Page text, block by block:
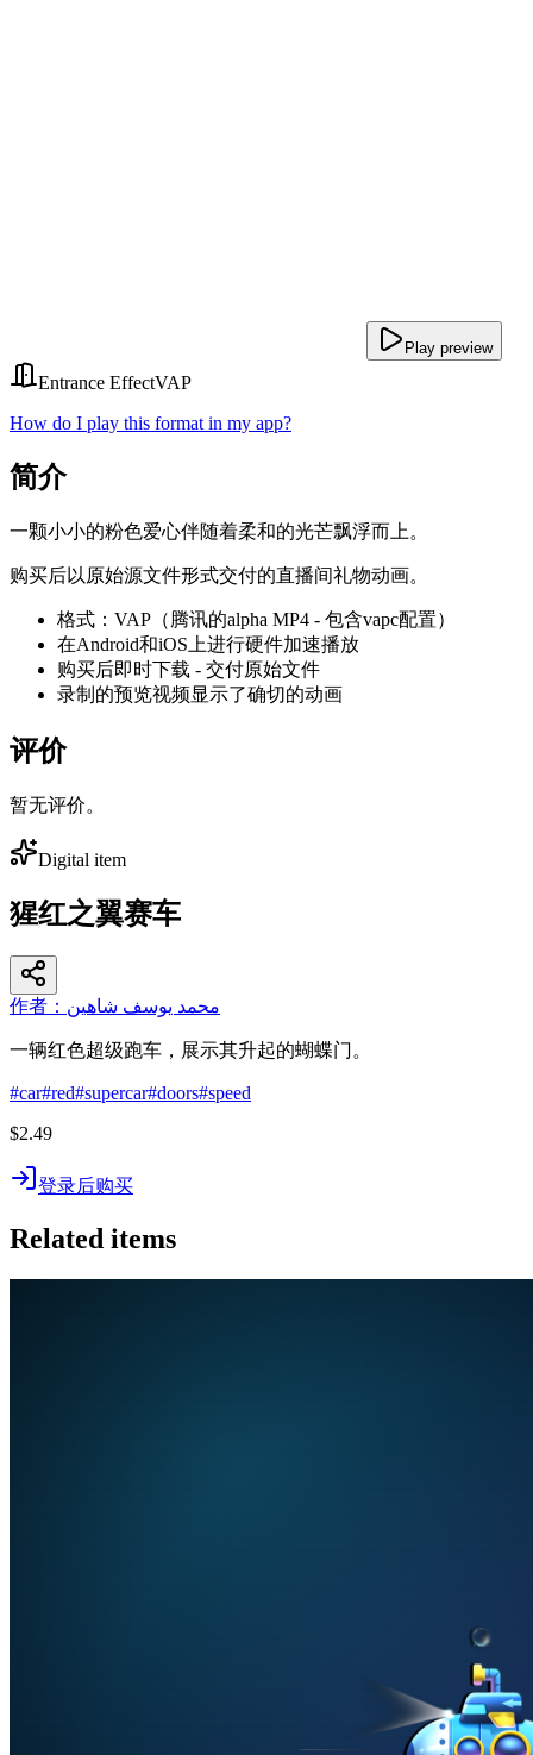
Play preview
Entrance EffectVAP
How do I play this format in my app?
简介
一颗小小的粉色爱心伴随着柔和的光芒飘浮而上。
购买后以原始源文件形式交付的直播间礼物动画。
格式：VAP（腾讯的alpha MP4 - 包含vapc配置）
在Android和iOS上进行硬件加速播放
购买后即时下载 - 交付原始文件
录制的预览视频显示了确切的动画
评价
暂无评价。
Digital item
猩红之翼赛车
作者：محمد يوسف شاهين
一辆红色超级跑车，展示其升起的蝴蝶门。
#car#red#supercar#doors#speed
$2.49
登录后购买
Related items